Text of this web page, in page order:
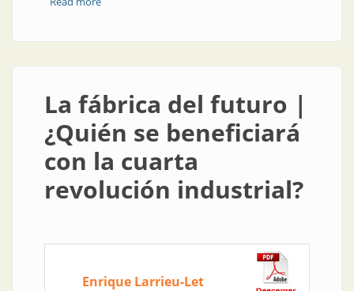
La fábrica del futuro |
¿Quién se beneficiará
con la cuarta
revolución industrial?
Enrique Larrieu-Let